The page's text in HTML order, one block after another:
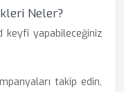
Neler?
yapabileceğiniz
takip edin,